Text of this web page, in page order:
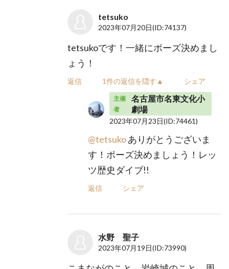
tetsuko
2023年07月20日(ID:74137)
tetsukoです！一緒にポーズ決めまし
ょう！
返信 1件の返信を隠す▲ シェア
主催
者
名古屋市名東文化小
劇場
2023年07月23日(ID:74461)
@tetsukoありがとうございま
す！ポーズ決めましょう！レッ
ツ歴史ダイブ!!
返信 シェア
水野 聖子
2023年07月19日(ID:73990)